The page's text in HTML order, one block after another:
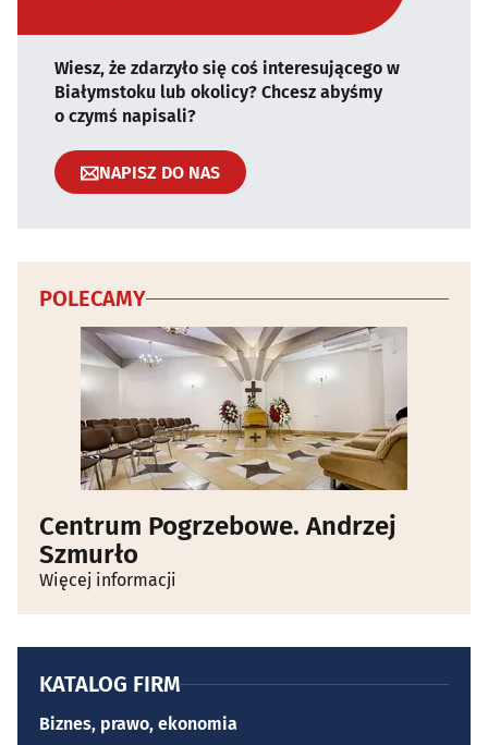
Wiesz, że zdarzyło się coś interesującego w
Białymstoku lub okolicy? Chcesz abyśmy
o czymś napisali?
NAPISZ DO NAS
POLECAMY
Centrum Pogrzebowe. Andrzej
Szmurło
Więcej informacji
KATALOG FIRM
Biznes, prawo, ekonomia